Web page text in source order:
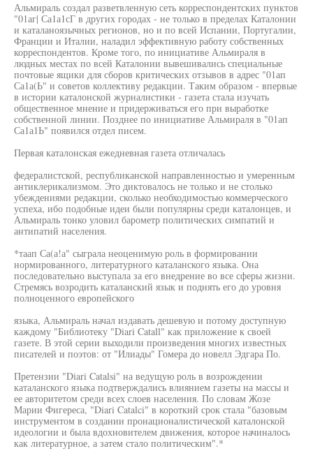
Альмираль создал разветвленную сеть корреспондентских пунктов
"01аг| Са1а1сГ в других городах - не только в пределах Каталонии
и каталаноязычных регионов, но и по всей Испании, Португалии,
Франции и Италии, наладил эффективную работу собственных
корреспондентов. Кроме того, по инициативе Альмираля в
людных местах по всей Каталонии вывешивались специальные
почтовые ящики для сборов критических отзывов в адрес "01ап
Са1а(Ь" и советов коллективу редакции. Таким образом - впервые
в истории каталонской журналистики - газета стала изучать
общественное мнение и придерживаться его при выработке
собственной линии. Позднее по инициативе Альмираля в "01ап
Са1а1Ь" появился отдел писем.
Первая каталонская ежедневная газета отличалась
федералистской, республиканской направленностью и умеренным
антиклерикализмом. Это диктовалось не только и не столько
убеждениями редакции, сколько необходимостью коммерческого
успеха, ибо подобные идеи были популярны среди каталонцев, и
Альмираль тонко уловил барометр политических симпатий и
антипатий населения.
*таап Са(а!а" сыграла неоценимую роль в формировании
нормированного, литературного каталанского языка. Она
последовательно выступала за его внедрение во все сферы жизни.
Стремясь возродить каталанский язык и поднять его до уровня
полноценного европейского
языка, Альмираль начал издавать дешевую и потому доступную
каждому "Библиотеку "Diari Catall" как приложение к своей
газете. В этой серии выходили произведения многих известных
писателей и поэтов: от "Илиады" Гомера до новелл Эдгара По.
Претензии "Diari Catalsi" на ведущую роль в возрождении
каталанского языка подтверждались влиянием газеты на массы и
ее авторитетом среди всех слоев населения. По словам Жозе
Марии Фигереса, "Diari Catalci" в короткий срок стала "базовым
инструментом в создании пронационалистической каталонской
идеологии и была вдохновителем движения, которое начиналось
как литературное, а затем стало политическим".*